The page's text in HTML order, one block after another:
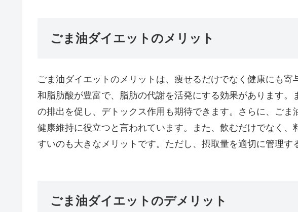
ごま油ダイエットのメリット
ごま油ダイエットのメリットは、痩せるだけでなく健康にも
和脂肪酸が豊富で、脂肪の代謝を活発にする効果があります。
の排出を促し、デトックス作用も期待できます。さらに、ご
健康維持に役立つと言われています。また、飲むだけでなく、
すいのも大きなメリットです。ただし、摂取量を適切に管理す
ごま油ダイエットのデメリット